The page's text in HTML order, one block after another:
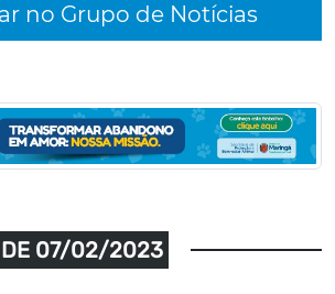
no Grupo de Notícias
DE 07/02/2023